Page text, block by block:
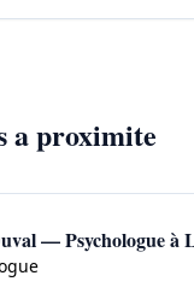
a proximite